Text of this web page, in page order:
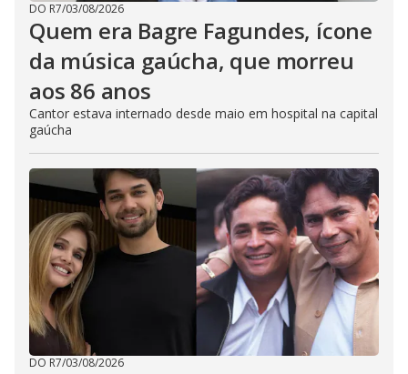
DO R7/03/08/2026
Quem era Bagre Fagundes, ícone
da música gaúcha, que morreu
aos 86 anos
Cantor estava internado desde maio em hospital na capital
gaúcha
DO R7/03/08/2026